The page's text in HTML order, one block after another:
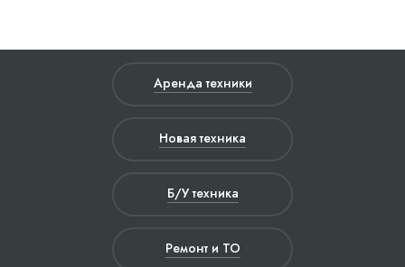
Аренда техники
Новая техника
Б/У техника
Ремонт и ТО